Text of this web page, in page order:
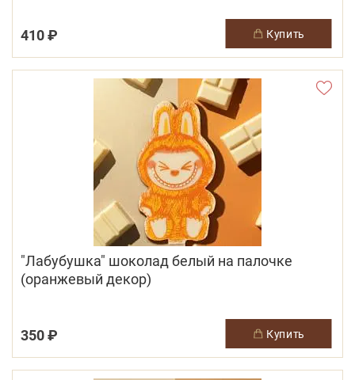
410 ₽ купить
"Лабубушка" шоколад белый на палочке
(оранжевый декор)
350 ₽ купить